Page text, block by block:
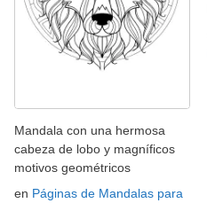
Mandala con una hermosa
cabeza de lobo y magníficos
motivos geométricos
en Páginas de Mandalas para